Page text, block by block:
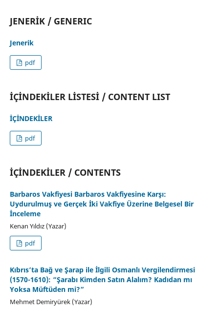
JENERİK / GENERIC
Jenerik
pdf
İÇİNDEKİLER LİSTESİ / CONTENT LIST
İÇİNDEKİLER
pdf
İÇİNDEKİLER / CONTENTS
Barbaros Vakfiyesi Barbaros Vakfiyesine Karşı:
Uydurulmuş ve Gerçek İki Vakfiye Üzerine Belgesel Bir
İnceleme
Kenan Yıldız (Yazar)
pdf
Kıbrıs’ta Bağ ve Şarap ile İlgili Osmanlı Vergilendirmesi
(1570-1610): “Şarabı Kimden Satın Alalım? Kadıdan mı
Yoksa Müftüden mi?”
Mehmet Demiryürek (Yazar)